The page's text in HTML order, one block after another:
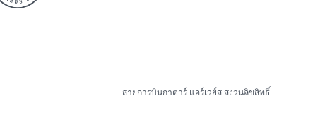
สายการบินกาตาร์ แอร์เวย์ส สงวนลิขสิทธิ์